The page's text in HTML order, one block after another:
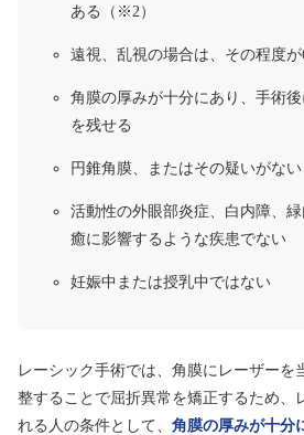
ある（※2）
遠視、乱視の場合は、その程度が
角膜の厚みが十分にあり、手術
を残せる
円錐角膜、またはその疑いがない
活動性の外眼部炎症、白内障、
癒に影響するような疾患でない
妊娠中または授乳中ではない
レーシック手術では、角膜にレーザーを
整することで屈折異常を矯正するため、
れる人の条件として、 角膜の厚みが十分